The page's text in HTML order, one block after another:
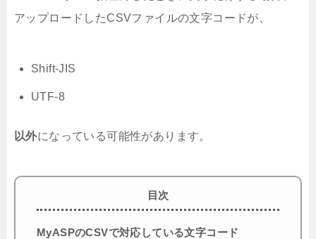
アップロードしたCSVファイルの文字コードが、
Shift-JIS
UTF-8
以外になっている可能性があります。
目次
MyASPのCSVで対応している文字コード